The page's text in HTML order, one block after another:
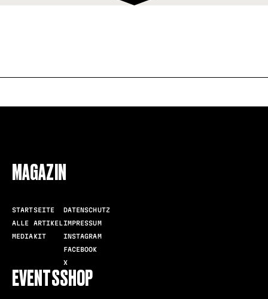
MAGAZIN
STARTSEITE
ALLE ARTIKEL
MEDIAKIT
DATENSCHUTZ
IMPRESSUM
INSTAGRAM
FACEBOOK
X
EVENTSSHOP